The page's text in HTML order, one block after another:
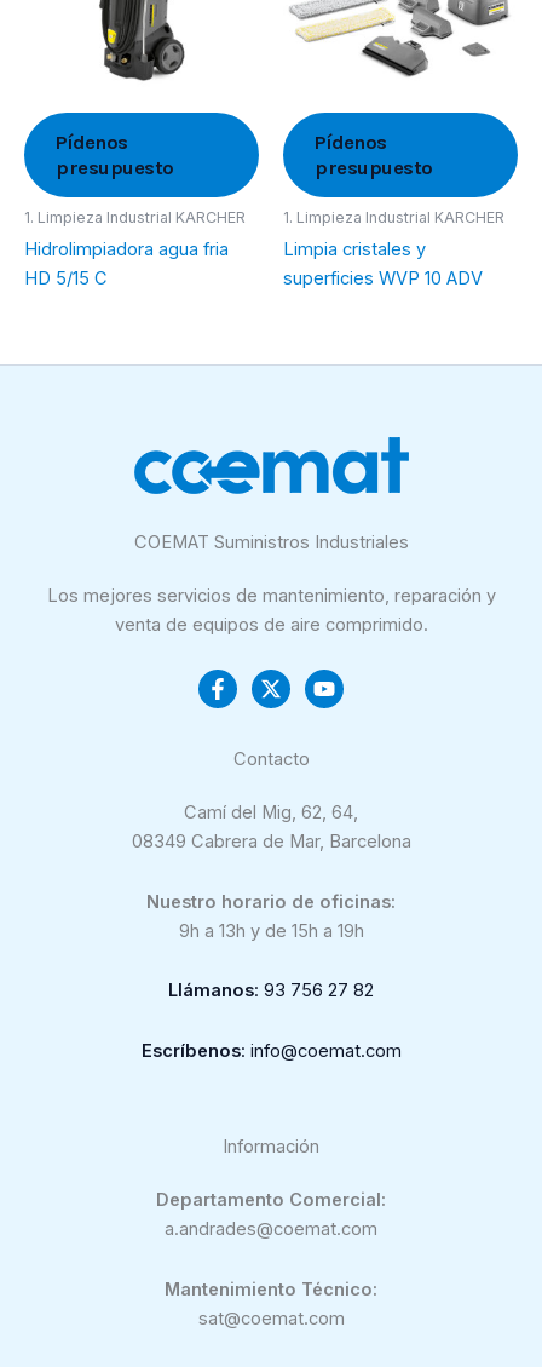
Pídenos
presupuesto
1. Limpieza Industrial KARCHER
Hidrolimpiadora agua fria
HD 5/15 C
Pídenos
presupuesto
1. Limpieza Industrial KARCHER
Limpia cristales y
superficies WVP 10 ADV
COEMAT Suministros Industriales
Los mejores servicios de mantenimiento, reparación y
venta de equipos de aire comprimido.
Contacto
Camí del Mig, 62, 64,
08349 Cabrera de Mar, Barcelona
Nuestro horario de oficinas:
9h a 13h y de 15h a 19h
Llámanos: 93 756 27 82
Escríbenos: info@coemat.com
Información
Departamento Comercial:
a.andrades@coemat.com
Mantenimiento Técnico:
sat@coemat.com